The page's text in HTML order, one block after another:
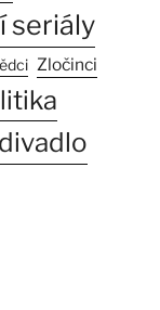
seriály
Zločinci